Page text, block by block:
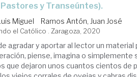
Pastores y Transeúntes).
Miguel Ramos Antón, Juan José
el Católico . Zaragoza, 2020
agradar y aportar al lector un material
piense, imagina o simplemente
que dejaron unos cuantos cientos de